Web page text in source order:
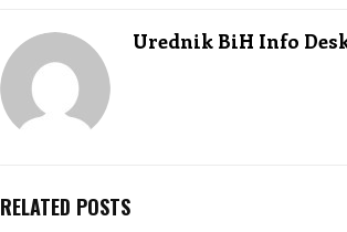
Urednik BiH Info
RELATED POSTS